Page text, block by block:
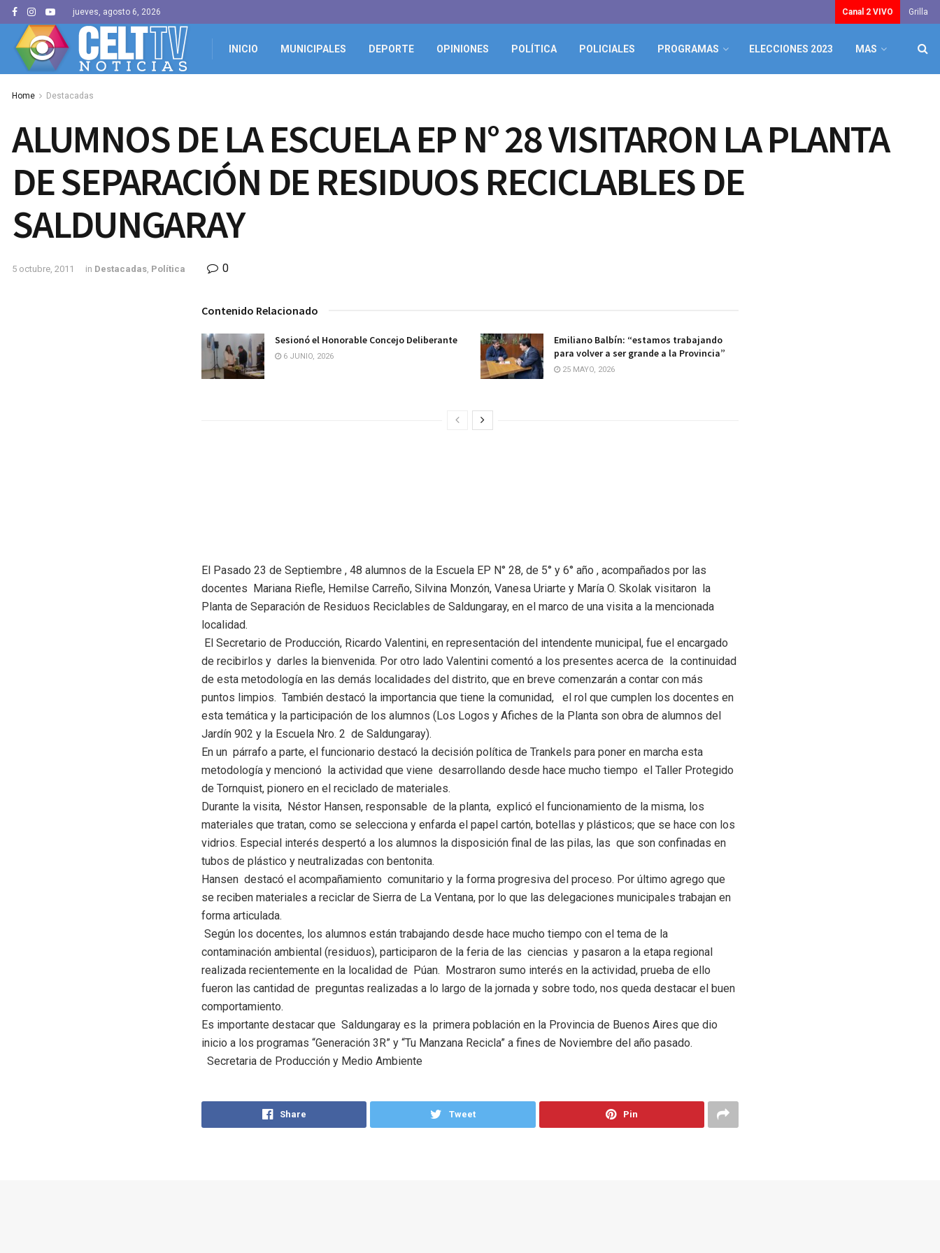
jueves, agosto 6, 2026 Canal 2 VIVO Grilla
INICIO MUNICIPALES DEPORTE OPINIONES POLÍTICA POLICIALES PROGRAMAS ELECCIONES 2023 MAS
Home Destacadas
ALUMNOS DE LA ESCUELA EP N° 28 VISITARON LA PLANTA
DE SEPARACIÓN DE RESIDUOS RECICLABLES DE
SALDUNGARAY
5 octubre, 2011 in Destacadas, Política 0
Contenido Relacionado
Sesionó el Honorable Concejo Deliberante
6 JUNIO, 2026
Emiliano Balbín: “estamos trabajando
para volver a ser grande a la Provincia”
25 MAYO, 2026
El Pasado 23 de Septiembre , 48 alumnos de la Escuela EP N° 28, de 5° y 6° año , acompañados por las
docentes Mariana Riefle, Hemilse Carreño, Silvina Monzón, Vanesa Uriarte y María O. Skolak visitaron la
Planta de Separación de Residuos Reciclables de Saldungaray, en el marco de una visita a la mencionada
localidad.
El Secretario de Producción, Ricardo Valentini, en representación del intendente municipal, fue el encargado
de recibirlos y darles la bienvenida. Por otro lado Valentini comentó a los presentes acerca de la continuidad
de esta metodología en las demás localidades del distrito, que en breve comenzarán a contar con más
puntos limpios. También destacó la importancia que tiene la comunidad, el rol que cumplen los docentes en
esta temática y la participación de los alumnos (Los Logos y Afiches de la Planta son obra de alumnos del
Jardín 902 y la Escuela Nro. 2 de Saldungaray).
En un párrafo a parte, el funcionario destacó la decisión política de Trankels para poner en marcha esta
metodología y mencionó la actividad que viene desarrollando desde hace mucho tiempo el Taller Protegido
de Tornquist, pionero en el reciclado de materiales.
Durante la visita, Néstor Hansen, responsable de la planta, explicó el funcionamiento de la misma, los
materiales que tratan, como se selecciona y enfarda el papel cartón, botellas y plásticos; que se hace con los
vidrios. Especial interés despertó a los alumnos la disposición final de las pilas, las que son confinadas en
tubos de plástico y neutralizadas con bentonita.
Hansen destacó el acompañamiento comunitario y la forma progresiva del proceso. Por último agrego que
se reciben materiales a reciclar de Sierra de La Ventana, por lo que las delegaciones municipales trabajan en
forma articulada.
Según los docentes, los alumnos están trabajando desde hace mucho tiempo con el tema de la
contaminación ambiental (residuos), participaron de la feria de las ciencias y pasaron a la etapa regional
realizada recientemente en la localidad de Púan. Mostraron sumo interés en la actividad, prueba de ello
fueron las cantidad de preguntas realizadas a lo largo de la jornada y sobre todo, nos queda destacar el buen
comportamiento.
Es importante destacar que Saldungaray es la primera población en la Provincia de Buenos Aires que dio
inicio a los programas “Generación 3R” y “Tu Manzana Recicla” a fines de Noviembre del año pasado.
Secretaria de Producción y Medio Ambiente
Share Tweet Pin